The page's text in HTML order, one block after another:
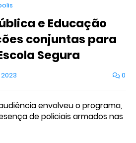
e Educação
conjuntas para
Segura
0
envolveu o programa,
de policiais armados nas